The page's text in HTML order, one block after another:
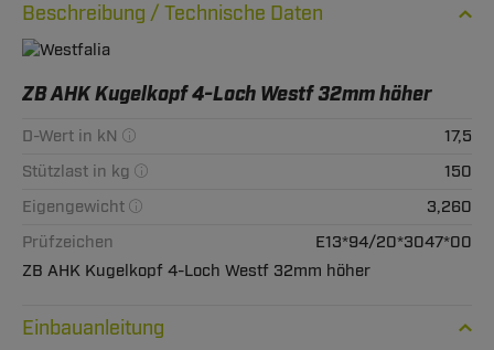
Technische Daten
ZB AHK Kugelkopf 4-Loch Westf 32mm höher
D-Wert in kN
17,5
Stützlast in kg
150
Eigengewicht
3,260
Prüfzeichen
E13*94/20*3047*00
ZB AHK Kugelkopf 4-Loch Westf 32mm höher
Einbauanleitung